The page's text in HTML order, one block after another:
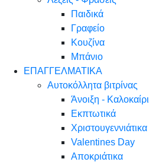
Παιδικά
Γραφείο
Κουζίνα
Μπάνιο
ΕΠΑΓΓΕΛΜΑΤΙΚΑ
Αυτοκόλλητα βιτρίνας
Άνοιξη - Καλοκαίρι
Εκπτωτικά
Χριστουγεννιάτικα
Valentines Day
Αποκριάτικα